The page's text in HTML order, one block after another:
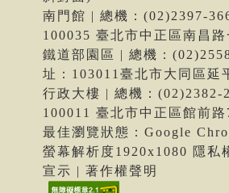
南門館 | 總機：(02)2397-
100035 臺北市中正區南昌路
鐵道部園區 | 總機：
址：103011臺北市大同區延
行政大樓 | 總機：(02)2382-
100011 臺北市中正區館前路
最佳瀏覽狀態：Google
螢幕解析度1920x1080 隱私
宣示 | 著作權聲明